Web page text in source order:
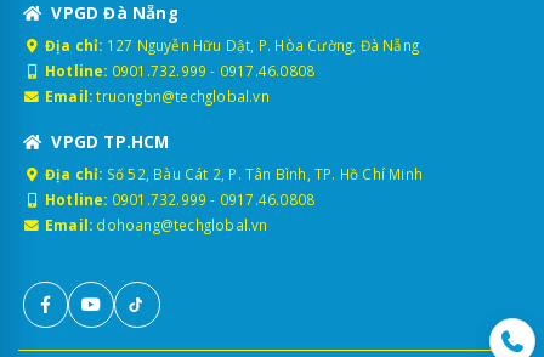
VPGD Đà Nẵng
Địa chỉ: 127 Nguyễn Hữu Dật, P. Hòa Cường, Đà Nẵng
Hotline: 0901.732.999 - 0917.46.0808
Email: truongbn@techglobal.vn
VPGD TP.HCM
Địa chỉ: Số 52, Bàu Cát 2, P. Tân Bình, TP. Hồ Chí Minh
Hotline: 0901.732.999 - 0917.46.0808
Email: dohoang@techglobal.vn